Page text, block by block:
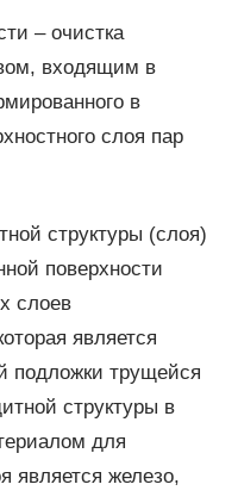
– очистка
входящим в
в
слоя пар
структуры (слоя)
поверхности
слоев
является
подложки трущейся
структуры в
для
является железо,